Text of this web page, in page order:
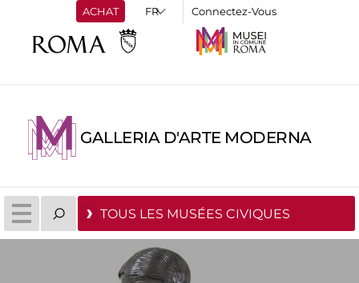
ACHAT Connectez-Vous
GALLERIA D'ARTE MODERNA
TOUS LES MUSÉES CIVIQUES